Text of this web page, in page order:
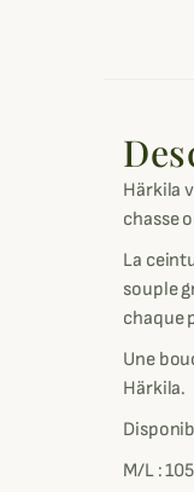
Härkila
chasse
La
souple
chaque
Une
Härkila.
M/L :